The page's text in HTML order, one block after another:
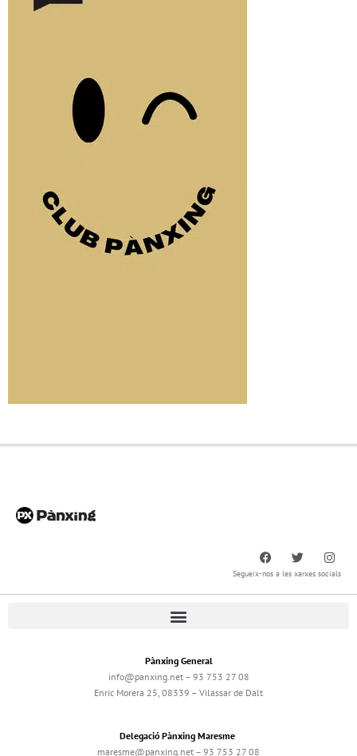
Segueix-nos a les xarxes socials
Pànxing General
info@panxing.net – 93 753 27 08
Enric Morera 25, 08339 – Vilassar de Dalt
Delegació Pànxing Maresme
maresme@panxing.net – 93 753 27 08